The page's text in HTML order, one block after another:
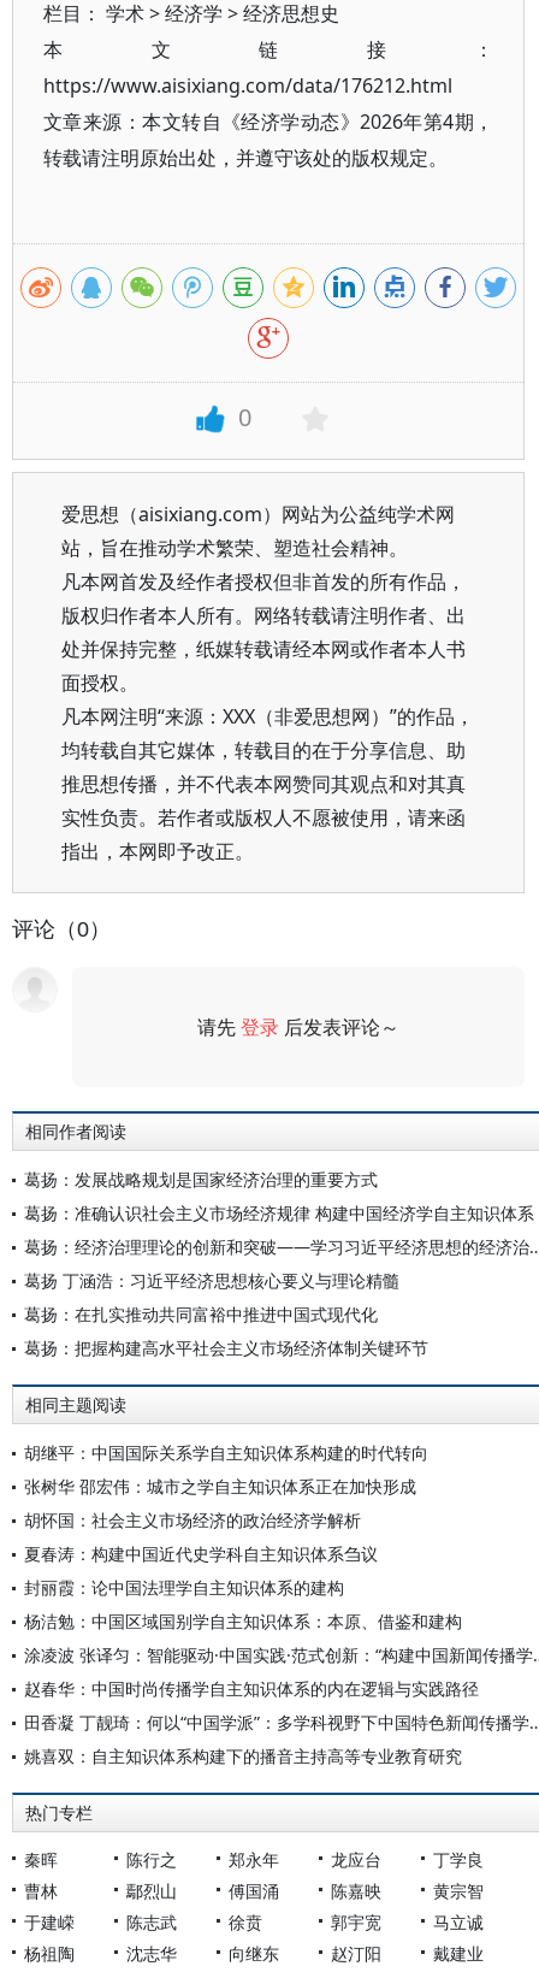
栏目： 学术>经济学 >经济思想史
本文链接：
https://www.aisixiang.com/data/176212.html
文章来源：本文转自《经济学动态》2026年第4期，
转载请注明原始出处，并遵守该处的版权规定。
0
爱思想（aisixiang.com）网站为公益纯学术网
站，旨在推动学术繁荣、塑造社会精神。
凡本网首发及经作者授权但非首发的所有作品，
版权归作者本人所有。网络转载请注明作者、出
处并保持完整，纸媒转载请经本网或作者本人书
面授权。
凡本网注明“来源：XXX（非爱思想网）”的作品，
均转载自其它媒体，转载目的在于分享信息、助
推思想传播，并不代表本网赞同其观点和对其真
实性负责。若作者或版权人不愿被使用，请来函
指出，本网即予改正。
评论（0）
请先登录 后发表评论～
相同作者阅读
葛扬：发展战略规划是国家经济治理的重要方式
葛扬：准确认识社会主义市场经济规律 构建中国经济学自主知识体系
葛扬：经济治理理论的创新和
葛扬 丁涵浩：习近平经济思想核心要义与理论精髓
葛扬：在扎实推动共同富裕中推进中国式现代化
葛扬：把握构建高水平社会主义市场经济体制关键环节
相同主题阅读
胡继平：中国国际关系学自主知识体系构建的时代转向
张树华 邵宏伟：城市之学自主知识体系正在加快形成
胡怀国：社会主义市场经济的政治经济学解析
夏春涛：构建中国近代史学科自主知识体系刍议
封丽霞：论中国法理学自主知识体系的建构
杨洁勉：中国区域国别学自主知识体系：本原、借鉴和建构
涂凌波 张译匀：智能驱
赵春华：中国时尚传播学自主知识体系的内在逻辑与实践路径
田香凝 丁靓琦：何以“中国学派”
姚喜双：自主知识体系构建下的播音主持高等专业教育研究
热门专栏
秦晖 陈行之 郑永年 龙应台
丁学良
曹林
鄢烈山 傅国涌 陈嘉映
黄宗智
于建嵘
陈志武 徐贲 郭宇宽
马立诚
杨祖陶
沈志华 向继东 赵汀阳 戴建业